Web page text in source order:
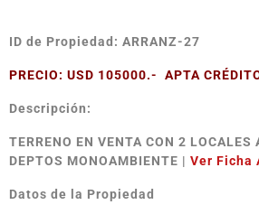
ID de Propiedad: ARRANZ-27
PRECIO: USD 105000.- APTA
Descripción:
TERRENO EN VENTA CON 2 LOCALES
DEPTOS MONOAMBIENTE | Ver Ficha
Datos de la Propiedad